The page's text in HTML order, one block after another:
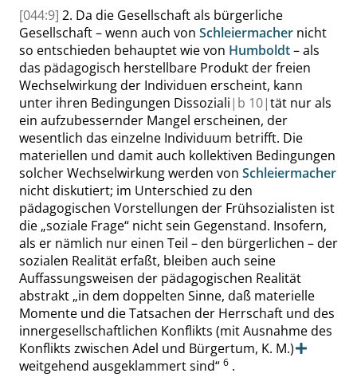
[044:9] 2. Da die Gesellschaft als bürgerliche
Gesellschaft – wenn auch von Schleiermacher nicht
so entschieden behauptet wie von Humboldt– als
das pädagogisch herstellbare Produkt der freien
Wechselwirkung der Individuen erscheint, kann
unter ihren Bedingungen Dissoziali | b 10|tät nur als
ein aufzubessernder Mangel erscheinen, der
wesentlich das einzelne Individuum betrifft. Die
materiellen und damit auch kollektiven Bedingungen
solcherWechselwirkung werden von Schleiermacher
nicht diskutiert; im Unterschied zu den
pädagogischen Vorstellungen der Frühsozialisten ist
die „soziale Frage“ nicht sein Gegenstand. Insofern,
als er nämlich nur einen Teil – den bürgerlichen – der
sozialen Realität erfaßt, bleiben auch seine
Auffassungsweisen der pädagogischen Realität
abstrakt „in dem doppelten Sinne, daß materielle
Momente und die Tatsachen der Herrschaft und des
innergesellschaftlichen Konflikts (mit Ausnahme des
Konflikts zwischen Adel und Bürgertum, K. M.)
weitgehend ausgeklammert sind“ 6 .